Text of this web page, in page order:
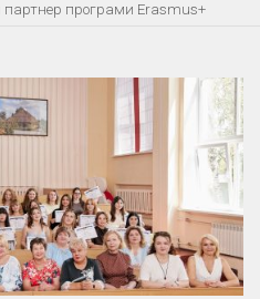
партнер програми Erasmus+